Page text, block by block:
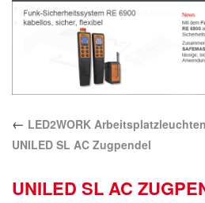
UNSER TEAM
WIR ÜBER UNS
KARRIERE
PRODUKTE
APPLIKATIONEN
LÖSUNGEN
KONTAKT
Previous
Next
← LED2WORK Arbeitsplatzleuchten
UNILED SL AC Zugpendel
UNILED SL AC